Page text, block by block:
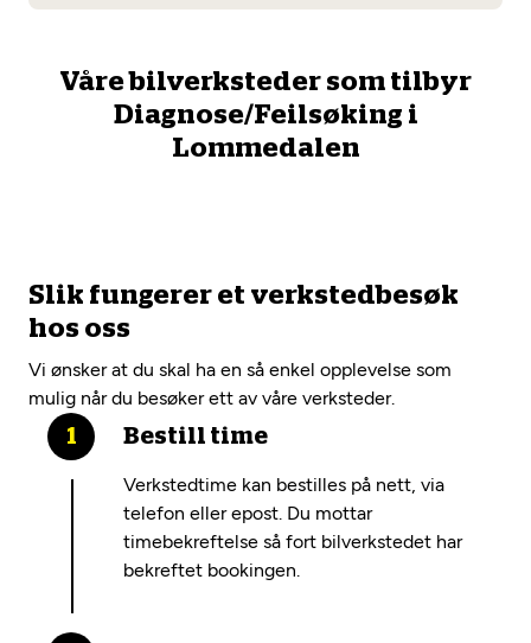
Våre bilverksteder som tilbyr
Diagnose/Feilsøking i
Lommedalen
Slik fungerer et verkstedbesøk
hos oss
Vi ønsker at du skal ha en så enkel opplevelse som
mulig når du besøker ett av våre verksteder.
Bestill time
Verkstedtime kan bestilles på nett, via
telefon eller epost. Du mottar
timebekreftelse så fort bilverkstedet har
bekreftet bookingen.